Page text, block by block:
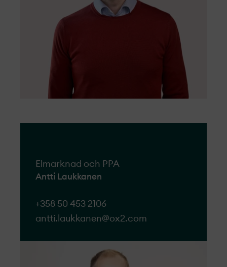
Elmarknad och PPA
Antti Laukkanen
+358 50 453 2106
antti.laukkanen@ox2.com